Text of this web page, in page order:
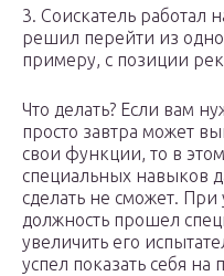
3. Соискатель работал
решил перейти из
примеру, с позиции
Что делать? Если вам
просто завтра может
свои функции, то в
специальных навыков
сделать не сможет. При
должность прошел
увеличить его
успел показать себя на